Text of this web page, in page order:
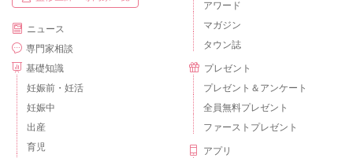
ニュース
専門家相談
基礎知識
妊娠前・妊活
妊娠中
出産
育児
アワード
マガジン
タウン誌
プレゼント
プレゼント＆アンケート
全員無料プレゼント
ファーストプレゼント
アプリ